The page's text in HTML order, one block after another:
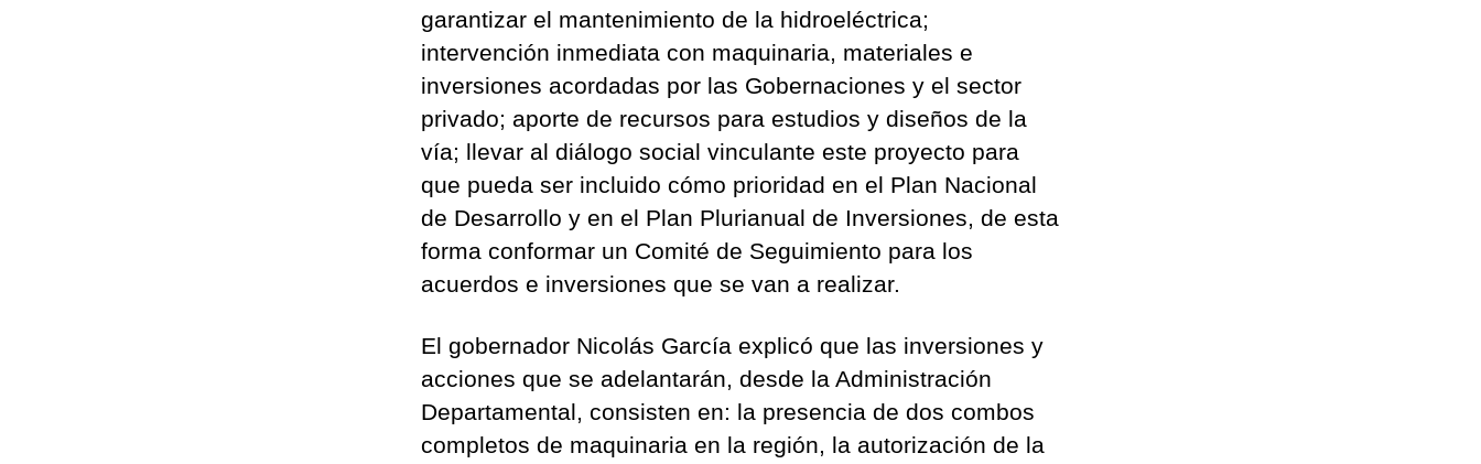
garantizar el mantenimiento de la hidroeléctrica;
intervención inmediata con maquinaria, materiales e
inversiones acordadas por las Gobernaciones y el sector
privado; aporte de recursos para estudios y diseños de la
vía; llevar al diálogo social vinculante este proyecto para
que pueda ser incluido cómo prioridad en el Plan Nacional
de Desarrollo y en el Plan Plurianual de Inversiones, de esta
forma conformar un Comité de Seguimiento para los
acuerdos e inversiones que se van a realizar.
El gobernador Nicolás García explicó que las inversiones y
acciones que se adelantarán, desde la Administración
Departamental, consisten en: la presencia de dos combos
completos de maquinaria en la región, la autorización de la